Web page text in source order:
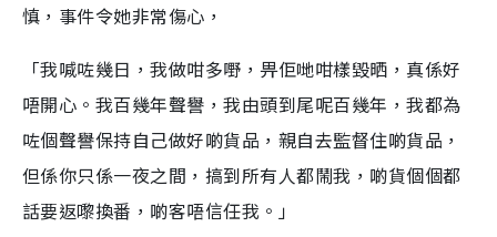
慎，事件令她非常傷心，
「我喊咗幾日，我做咁多嘢，畀佢哋咁樣毀晒，真係好
唔開心。我百幾年聲譽，我由頭到尾呢百幾年，我都為
咗個聲譽保持自己做好啲貨品，親自去監督住啲貨品，
但係你只係一夜之間，搞到所有人都鬧我，啲貨個個都
話要返嚟換番，啲客唔信任我。」